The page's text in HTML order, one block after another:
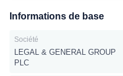
Informations de base
Société
LEGAL & GENERAL GROUP
PLC